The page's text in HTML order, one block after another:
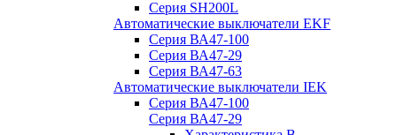
Серия SH200L
Автоматические выключатели EKF
Серия ВА47-100
Серия ВА47-29
Серия ВА47-63
Автоматические выключатели IEK
Серия ВА47-100
Серия ВА47-29